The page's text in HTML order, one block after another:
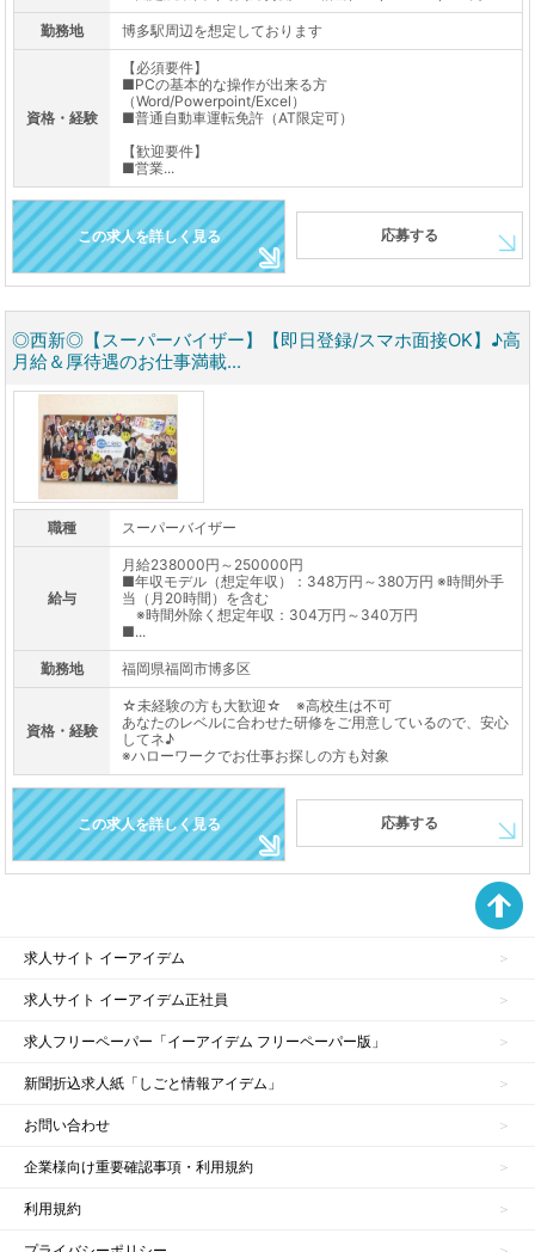
勤務地 博多駅周辺を想定しております
資格・経験
【必須要件】
■PCの基本的な操作が出来る方
（Word/Powerpoint/Excel）
■普通自動車運転免許（AT限定可）
【歓迎要件】
■営業...
この求人を詳しく見る 応募する
◎西新◎【スーパーバイザー】【即日登録/スマホ面接OK】♪高
月給＆厚待遇のお仕事満載...
職種 スーパーバイザー
給与
月給238000円～250000円
■年収モデル（想定年収）：348万円～380万円 ※時間外手
当（月20時間）を含む
※時間外除く想定年収：304万円～340万円
■...
勤務地 福岡県福岡市博多区
資格・経験
☆未経験の方も大歓迎☆ ※高校生は不可
あなたのレベルに合わせた研修をご用意しているので、安心
してネ♪
※ハローワークでお仕事お探しの方も対象
この求人を詳しく見る 応募する
求人サイト イーアイデム
求人サイト イーアイデム正社員
求人フリーペーパー「イーアイデム フリーペーパー版」
新聞折込求人紙「しごと情報アイデム」
お問い合わせ
企業様向け重要確認事項・利用規約
利用規約